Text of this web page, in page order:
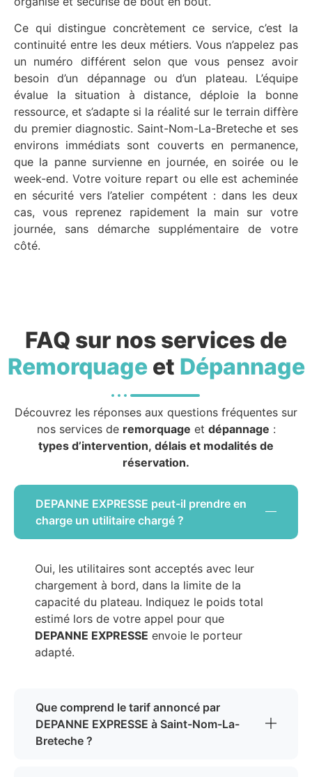
Ce qui distingue concrètement ce service, c’est la
continuité entre les deux métiers. Vous n’appelez pas
un numéro différent selon que vous pensez avoir
besoin d’un dépannage ou d’un plateau. L’équipe
évalue la situation à distance, déploie la bonne
ressource, et s’adapte si la réalité sur le terrain diffère
du premier diagnostic. Saint-Nom-La-Breteche et ses
environs immédiats sont couverts en permanence,
que la panne survienne en journée, en soirée ou le
week-end. Votre voiture repart ou elle est acheminée
en sécurité vers l’atelier compétent : dans les deux
cas, vous reprenez rapidement la main sur votre
journée, sans démarche supplémentaire de votre
côté.
FAQ sur nos services de
Remorquageet Dépannage
Découvrez les réponses aux questions fréquentes sur
nos services de remorquage et dépannage :
types d’intervention, délais et modalités de
réservation.
DEPANNE EXPRESSE peut-il prendre en
charge un utilitaire chargé ?
Oui, les utilitaires sont acceptés avec leur
chargement à bord, dans la limite de la
capacité du plateau. Indiquez le poids total
estimé lors de votre appel pour que
DEPANNE EXPRESSE envoie le porteur
adapté.
Que comprend le tarif annoncé par
DEPANNE EXPRESSE à Saint-Nom-La-
Breteche ?